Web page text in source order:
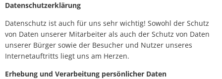
Datenschutzerklärung
Datenschutz ist auch für uns sehr wichtig! Sowohl der Schutz
von Daten unserer Mitarbeiter als auch der Schutz von Daten
unserer Bürger sowie der Besucher und Nutzer unseres
Internetauftritts liegt uns am Herzen.
Erhebung und Verarbeitung persönlicher Daten